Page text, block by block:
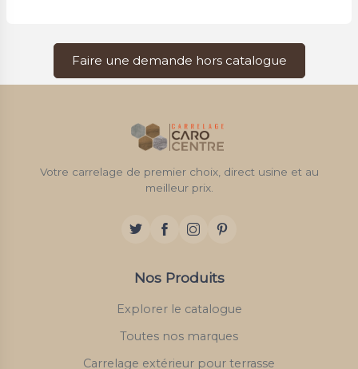
Faire une demande hors catalogue
Votre carrelage de premier choix, direct usine et au
meilleur prix.
Nos Produits
Explorer le catalogue
Toutes nos marques
Carrelage extérieur pour terrasse